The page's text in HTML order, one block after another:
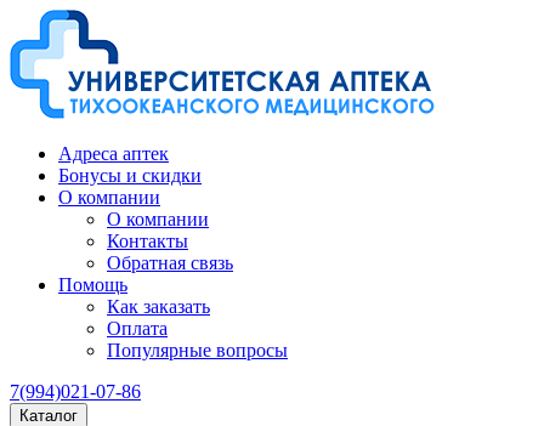
Адреса аптек
Бонусы и скидки
О компании
О компании
Контакты
Обратная связь
Помощь
Как заказать
Оплата
Популярные вопросы
7(994)021-07-86
Каталог